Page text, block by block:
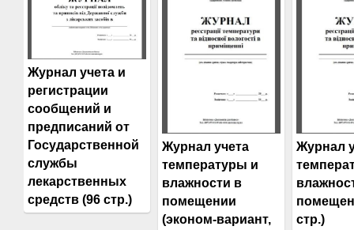
Журнал учета и
регистрации
сообщений и
предписаний от
Государственной
службы
лекарственных
средств (96 стр.)
Журнал учета
температуры и
влажности в
помещении
(эконом-вариант,
Журнал
стр.)